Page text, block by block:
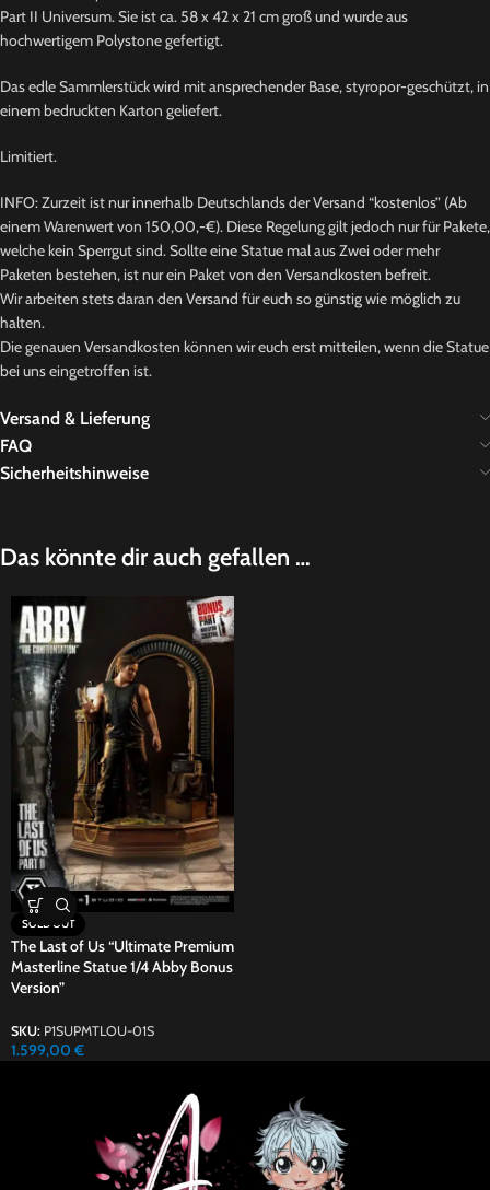
Part II Universum. Sie ist ca. 58 x 42 x 21 cm groß und wurde aus
hochwertigem Polystone gefertigt.
Das edle Sammlerstück wird mit ansprechender Base, styropor-geschützt, in
einem bedruckten Karton geliefert.
Limitiert.
INFO: Zurzeit ist nur innerhalb Deutschlands der Versand “kostenlos” (Ab
einem Warenwert von 150,00,-€). Diese Regelung gilt jedoch nur für Pakete,
welche kein Sperrgut sind. Sollte eine Statue mal aus Zwei oder mehr
Paketen bestehen, ist nur ein Paket von den Versandkosten befreit.
Wir arbeiten stets daran den Versand für euch so günstig wie möglich zu
halten.
Die genauen Versandkosten können wir euch erst mitteilen, wenn die Statue
bei uns eingetroffen ist.
Versand & Lieferung
FAQ
Sicherheitshinweise
Das könnte dir auch gefallen …
SOLD OUT
The Last of Us “Ultimate Premium
Masterline Statue 1/4 Abby Bonus
Version”
SKU: P1SUPMTLOU-01S
1.599,00 €